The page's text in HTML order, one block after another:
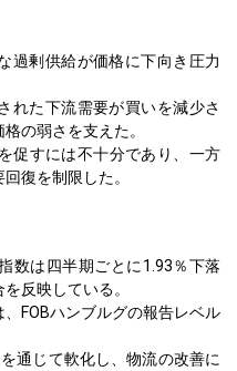
過剰供給が価格に下向き圧力
れた下流需要が買いを減少さ
の弱さを支えた。
促すには不十分であり、一方
復を制限した。
数は四半期ごとに1.93％下落
反映している。
FOBハンブルグの報告レベル
通じて軟化し、物流の改善に